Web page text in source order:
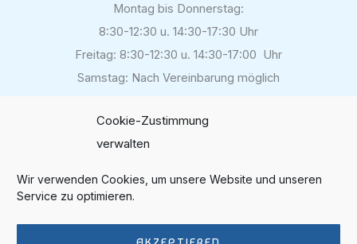
Cookie-Zustimmung
verwalten
Wir verwenden Cookies, um unsere Website und unseren
Service zu optimieren.
Montag bis Donnerstag:
8:30-12:30 u. 14:30-17:30 Uhr
Freitag: 8:30-12:30 u. 14:30-17:00 Uhr
Samstag: Nach Vereinbarung möglich